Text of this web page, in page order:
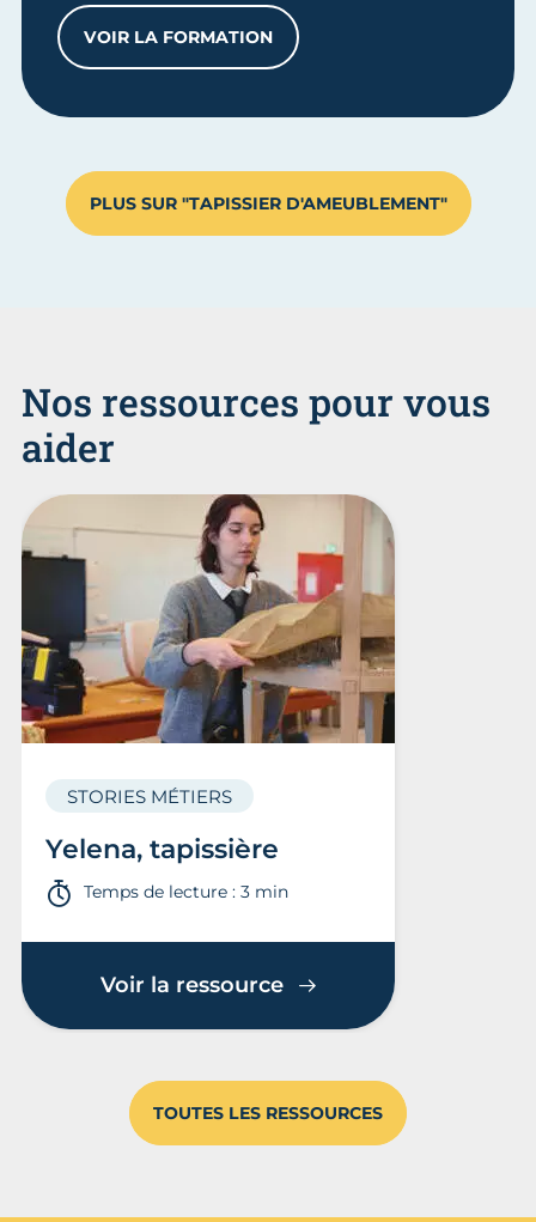
VOIR LA FORMATIONCAP TAPISSIER D'AMEUBLEMENT EN
PLUS SUR "TAPISSIER D'AMEUBLEMENT"
Nos ressources pour vous
aider
Yelena, tapissière
STORIES MÉTIERS
Temps de lecture : 3 min
Voir la ressource
TOUTES LES RESSOURCES